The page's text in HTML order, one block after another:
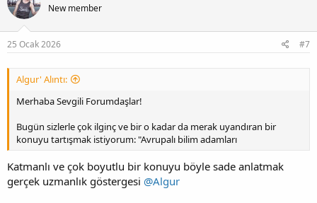
New member
25 Ocak 2026 #7
Algur' Alıntı:
Merhaba Sevgili Forumdaşlar!
Bugün sizlerle çok ilginç ve bir o kadar da merak uyandıran bir
konuyu tartışmak istiyorum: "Avrupalı bilim adamları
Katmanlı ve çok boyutlu bir konuyu böyle sade anlatmak
gerçek uzmanlık göstergesi @Algur